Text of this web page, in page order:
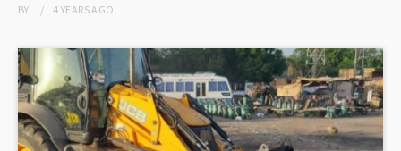
BY 4 YEARSAGO